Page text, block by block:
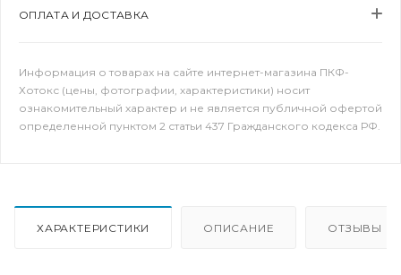
ОПЛАТА И ДОСТАВКА
Информация о товарах на сайте интернет-магазина ПКФ-
Хотокс (цены, фотографии, характеристики) носит
ознакомительный характер и не является публичной офертой
определенной пунктом 2 статьи 437 Гражданского кодекса РФ.
ХАРАКТЕРИСТИКИ ОПИСАНИЕ ОТЗЫВЫ